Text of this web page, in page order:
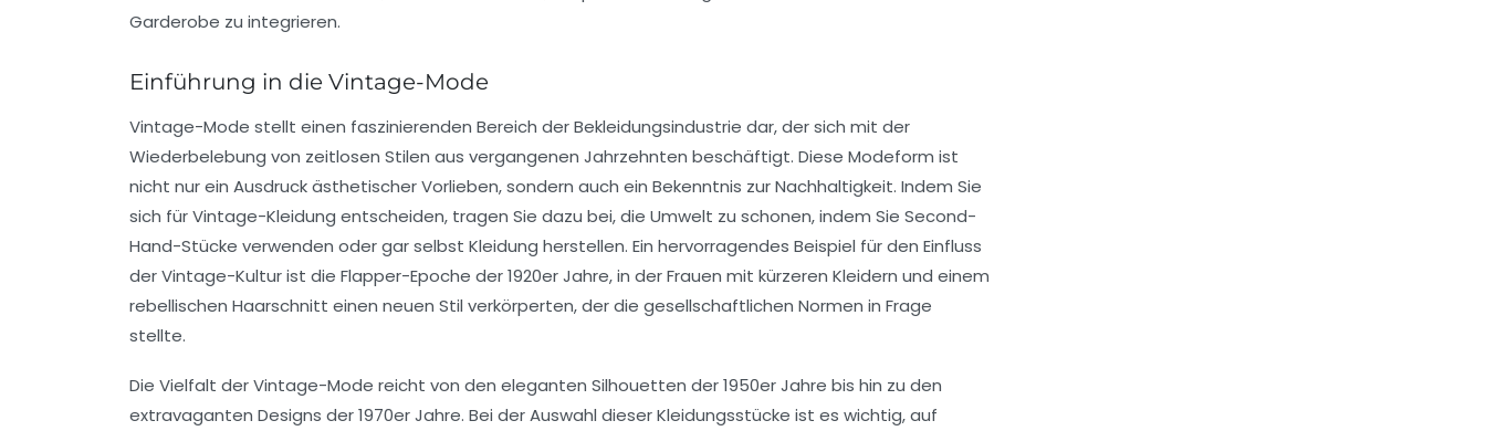
Garderobe zu integrieren.
Einführung in die Vintage-Mode
Vintage-Mode stellt einen faszinierenden Bereich der Bekleidungsindustrie dar, der sich mit der
Wiederbelebung von zeitlosen Stilen aus vergangenen Jahrzehnten beschäftigt. Diese Modeform ist
nicht nur ein Ausdruck ästhetischer Vorlieben, sondern auch ein Bekenntnis zurNachhaltigkeit. Indem Sie
sich für Vintage-Kleidung entscheiden, tragen Sie dazu bei, die Umwelt zu schonen, indem Sie Second-
Hand-Stücke verwenden oder gar selbst Kleidung herstellen. Ein hervorragendes Beispiel für den Einfluss
der Vintage-Kultur ist die Flapper-Epoche der 1920er Jahre, in der Frauen mit kürzeren Kleidern und einem
rebellischen Haarschnitt einen neuen Stil verkörperten, der die gesellschaftlichen Normen in Frage
stellte.
Die Vielfalt der Vintage-Mode reicht von den eleganten Silhouetten der 1950er Jahre bis hin zu den
extravaganten Designs der 1970er Jahre. Bei der Auswahl dieser Kleidungsstücke ist es wichtig, auf